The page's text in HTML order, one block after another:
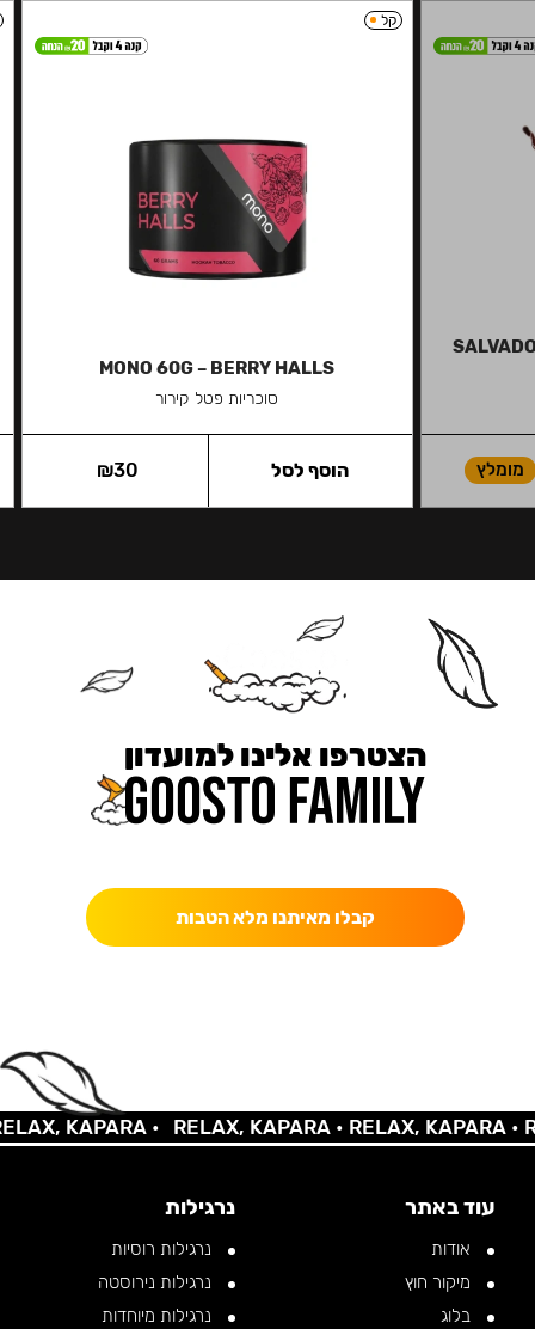
מומלץ
קל
MONO 60G – BERRY HALLS
סוכריות פטל קירור
₪30 הוסף לסל
הצטרפו אלינו למועדון
קבלו מאיתנו מלא הטבות
KAPARA • RELAX, KAPARA •RELAX, KAPARA •
עוד באתר
אודות
מיקור חוץ
בלוג
נרגילות
נרגילות רוסיות
נרגילות נירוסטה
נרגילות מיוחדות